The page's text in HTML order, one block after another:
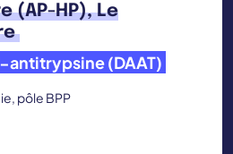
(AP-HP), Le
antitrypsine (DAAT)
pôle BPP